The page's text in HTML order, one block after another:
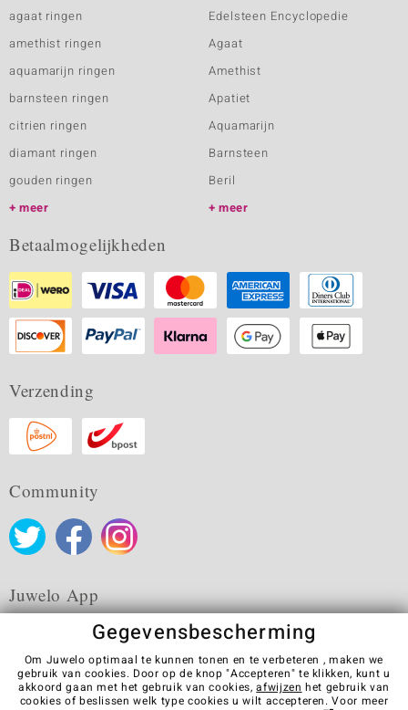
agaat ringen
amethist ringen
aquamarijn ringen
barnsteen ringen
citrien ringen
diamant ringen
gouden ringen
meer
Edelsteen Encyclopedie
Agaat
Amethist
Apatiet
Aquamarijn
Barnsteen
Beril
meer
Betaalmogelijkheden
Verzending
Community
Juwelo App
Algemene verkoopvoorwaarden Privacybeleid
Cookies
Gegevensbescherming
Om Juwelo optimaal te kunnen tonen en te verbeteren , maken we
gebruik van cookies. Door op de knop "Accepteren" te klikken, kunt u
akkoord gaan met het gebruik van cookies,afwijzen het gebruik van
cookies of beslissen welk type cookies u wilt accepteren. Voor meer